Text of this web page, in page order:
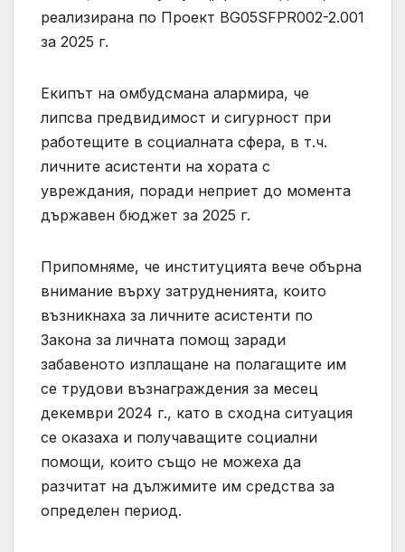
реализирана по Проект BG05SFPR002-2.001
за 2025 г.
Екипът на омбудсмана алармира, че
липсва предвидимост и сигурност при
работещите в социалната сфера, в т.ч.
личните асистенти на хората с
увреждания, поради неприет до момента
държавен бюджет за 2025 г.
Припомняме, че институцията вече обърна
внимание върху затрудненията, които
възникнаха за личните асистенти по
Закона за личната помощ заради
забавеното изплащане на полагащите им
се трудови възнаграждения за месец
декември 2024 г., като в сходна ситуация
се оказаха и получаващите социални
помощи, които също не можеха да
разчитат на дължимите им средства за
определен период.